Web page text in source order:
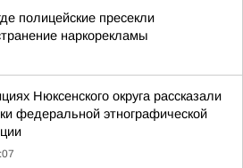
полицейские пресекли
наркорекламы
Нюксенского округа рассказали
федеральной этнографической